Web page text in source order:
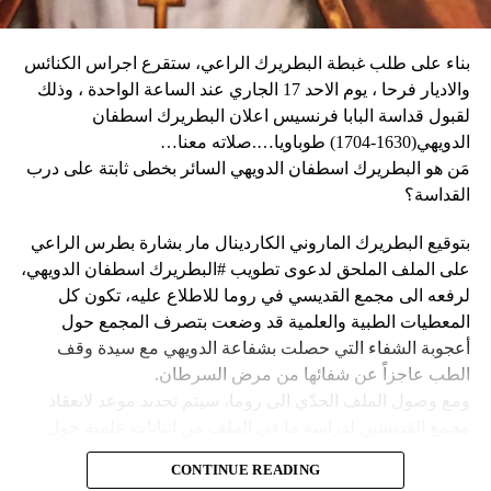
نداء الوطن
عندما رأوا عصابته تحمل أسلحة، وقال إنهم يريدون فقط الإطاحة
وحاولت مجموعة من أفراد العصابات المدججين بالسلاح، يوم
الإثنين، السيطرة على مطار توسان لوفرتور الدولي، الأكبر في
البلاد، وتبادلوا إطلاق النار مع الشرطة والجنود، مما أدى إلى
إلغاء جميع الرحلات الداخلية والدولية.
ألف شخص من منازلهم منذ عطلة نهاية الأسبوع بسبب أعمال
العنف.
وقال رجل من هايتي يدعى نيكولا لوكالة رويترز للأنباء: “أجبرتنا
العصابات المسلحة على ترك منازلنا. دمروا بيوتنا ونحن الآن في
ومنذ أن غادر نيكولا منزله، يعيش الآن في مخيم، ويقول إنه يشعر
بناء على طلب غبطة البطريرك الراعي، ستقرع اجراس الكنائس
والاديار فرحا ، يوم الاحد 17 الجاري عند الساعة الواحدة ، وذلك
لقبول قداسة البابا فرنسيس اعلان البطريرك اسطفان
الدويهي(1630-1704) طوباويا….صلاته معنا…
مَن هو البطريرك اسطفان الدويهي السائر بخطى ثابتة على درب
القداسة؟
بتوقيع البطريرك الماروني الكاردينال مار بشارة بطرس الراعي
على الملف الملحق لدعوى تطويب #البطريرك اسطفان الدويهي،
لرفعه الى مجمع القديسي في روما للاطلاع عليه، تكون كل
المعطيات الطبية والعلمية قد وضعت بتصرف المجمع حول
أعجوبة الشفاء التي حصلت بشفاعة الدويهي مع سيدة وقف
الطب عاجزاً عن شفائها من مرض السرطان.
ومع وصول الملف الجدّي الى روما، سيتم تحديد موعد لانعقاد
الشفاء، على أن يتّخذ القرار بطوباوية البطريرك الدويهي من البابا
فرنسيس في حال سارت كلّ الأمور بالاتجاه الصحيح.
CONTINUE READING